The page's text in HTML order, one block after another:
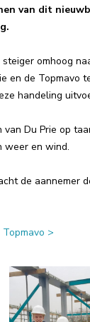
van dit
omhoog
en de Topmavo
handeling
Du Prie op
weer en wind.
de aannemer
>